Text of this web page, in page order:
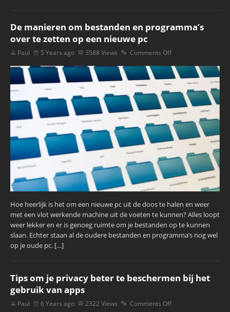
De manieren om bestanden en programma’s
over te zetten op een nieuwe pc
Paul 5 Years ago 3588 Views Comments Off
Hoe heerlijk is het om een nieuwe pc uit de doos te halen en weer
met een vlot werkende machine uit de voeten te kunnen? Alles loopt
weer lekker en er is genoeg ruimte om je bestanden op te kunnen
slaan. Echter staan al de oudere bestanden en programma’s nog wel
op je oude pc. […]
Tips om je privacy beter te beschermen bij het
gebruik van apps
Paul 6 Years ago 2322 Views Comments Off